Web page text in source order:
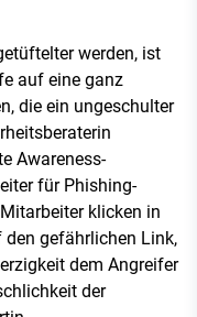
werden, ist
auf eine ganz
die ein ungeschulter
Awareness-
für Phishing-
klicken in
gefährlichen Link,
dem Angreifer
der